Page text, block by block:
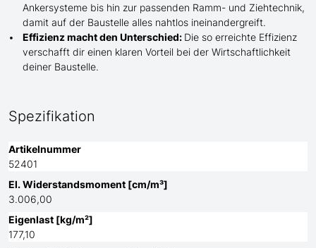
Ankersysteme bis hin zur passenden Ramm- und Ziehtechnik,
damit auf der Baustelle alles nahtlos ineinandergreift.
Effizienz macht den Unterschied: Die so erreichte Effizienz
verschafft dir einen klaren Vorteil bei der Wirtschaftlichkeit
deiner Baustelle.
Spezifikation
Artikelnummer
52401
El. Widerstandsmoment [cm/m³]
3.006,00
Eigenlast [kg/m²]
177,10